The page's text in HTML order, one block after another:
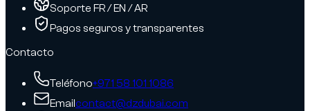
Soporte FR / EN / AR
Pagos seguros y transparentes
Contacto
Teléfono+971 58 101 1086
Email contact@dzdubai.com